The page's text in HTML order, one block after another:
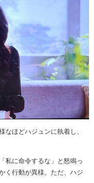
なほどハジュンに執着し、
私に命令するな」と怒鳴っ
く行動が異様。ただ、ハジ